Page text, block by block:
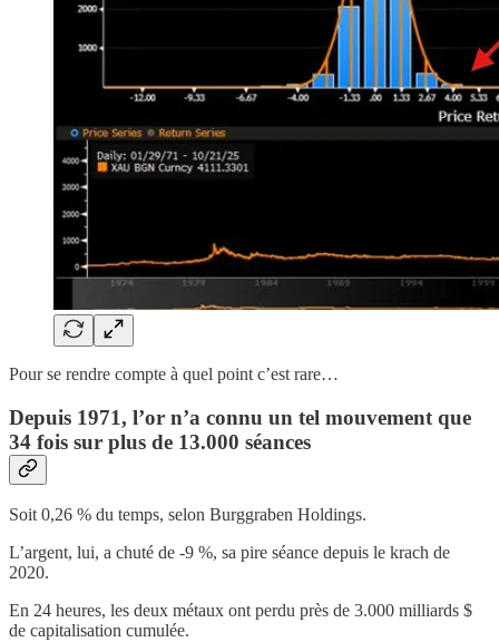
Pour se rendre compte à quel point c’est rare…
Depuis 1971, l’or n’a connu un tel mouvement que
34 fois sur plus de 13.000 séances
Soit 0,26 % du temps, selon Burggraben Holdings.
L’argent, lui, a chuté de -9 %, sa pire séance depuis le krach de
2020.
En 24 heures, les deux métaux ont perdu près de 3.000 milliards $
de capitalisation cumulée.